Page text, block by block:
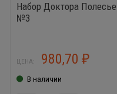
Набор Доктора Полесье
№3
ЦЕНА: 980,70 ₽
В наличии